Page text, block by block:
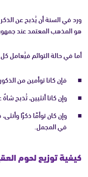
ورد في السنة أن يُذبح عن
هو المذهب المعتمد عند
أما في حالة التوائم فيُعامل
فإن كانا توأمين من
وإن كانا أنثيين، تُذبح
وإن كان توأمًا ذكرًا
في المجمل.
كيفية توزيع لحوم